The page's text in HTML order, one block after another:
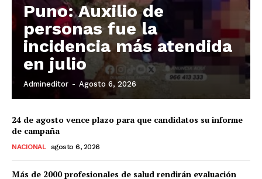
Puno: Auxilio de
personas fue la
incidencia más atendida
en julio
Admineditor - Agosto 6, 2026
24 de agosto vence plazo para que candidatos su informe
de campaña
NACIONAL agosto 6, 2026
Más de 2000 profesionales de salud rendirán evaluación